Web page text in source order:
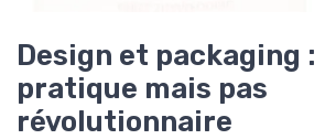
Design et packaging :
pratique mais pas
révolutionnaire